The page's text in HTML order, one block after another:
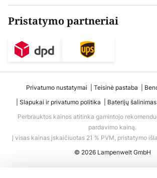
Pristatymo partneriai
Privatumo nustatymai Teisinė pastaba
Slapukai ir privatumo politika
Baterijų šalinimas
Perbrauktos kainos atitinka gamintojo
pardavimo kainą.
Į visas kainas įskaičiuotas 21 % PVM, pristatymo
© 2026 Lampenwelt GmbH